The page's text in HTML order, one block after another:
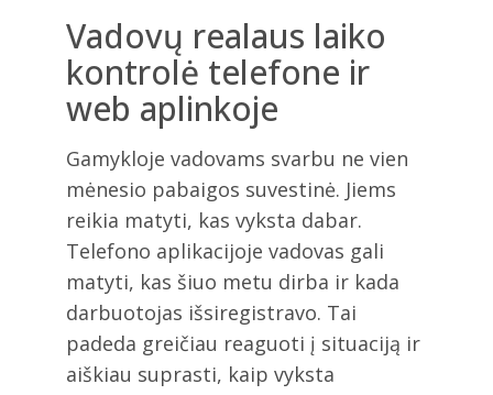
Vadovų realaus laiko
kontrolė telefone ir
web aplinkoje
Gamykloje vadovams svarbu ne vien
mėnesio pabaigos suvestinė. Jiems
reikia matyti, kas vyksta dabar.
Telefono aplikacijoje vadovas gali
matyti, kas šiuo metu dirba ir kada
darbuotojas išsiregistravo. Tai
padeda greičiau reaguoti į situaciją ir
aiškiau suprasti, kaip vyksta